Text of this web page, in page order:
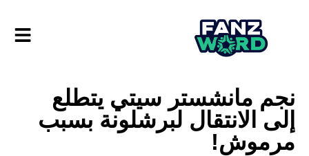
نجم مانشستر سيتي يتطلع
إلى الانتقال لبرشلونة بسبب
مرموش!